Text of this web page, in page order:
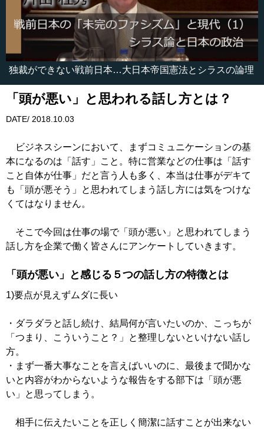
独裁ができない戦前日本…大日本帝国憲法とシラスの論理
「頭が悪い」と思われる話し方とは？
DATE/ 2018.10.03
ビジネスシーンにおいて、まずコミュニケーションの基
本になるのは「話す」こと。特に営業などの仕事は「話す
こと自体が仕事」だと言う人も多く、本当は仕事がデキて
も「頭が悪そう」と思われてしまう話し方には気をつけな
くてはなりません。
そこで今回は仕事の場で「頭が悪い」と思われてしまう
話し方を企業で働く皆さんにアンケートしていきます。
「頭が悪い」と感じる５つの話し方の特徴とは
1)要点が見えずムダに長い
・ダラダラと話し続け、結局何が言いたいのか、こっちが
「つまり、こういうこと？」と整理しないといけない話し
方。
・まず一番大事なことを言えばいいのに、最後まで聞かな
いと内容がわからないような報告をする部下は「頭が悪
い」と思ってしまう。
相手に伝えたいことを正しく簡潔に話すことが出来ない